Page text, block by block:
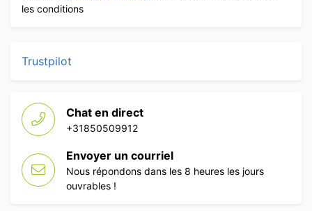
les conditions
Trustpilot
Chat en direct
+31850509912
Envoyer un courriel
Nous répondons dans les 8 heures les jours
ouvrables !